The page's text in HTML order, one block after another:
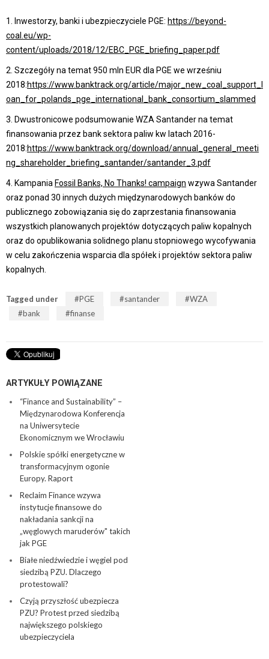
1. Inwestorzy, banki i ubezpieczyciele PGE: https://beyond-
coal.eu/wp-
content/uploads/2018/12/EBC_PGE_briefing_paper.pdf
2. Szczegóły na temat 950 mln EUR dla PGE we wrześniu
2018:https://www.banktrack.org/article/major_new_coal_support_l
oan_for_polands_pge_international_bank_consortium_slammed
3. Dwustronicowe podsumowanie WZA Santander na temat
finansowania przez bank sektora paliw kw latach 2016-
2018:https://www.banktrack.org/download/annual_general_meeti
ng_shareholder_briefing_santander/santander_3.pdf
4. Kampania Fossil Banks, No Thanks! campaign wzywa Santander
oraz ponad 30 innych dużych międzynarodowych banków do
publicznego zobowiązania się do zaprzestania finansowania
wszystkich planowanych projektów dotyczących paliw kopalnych
oraz do opublikowania solidnego planu stopniowego wycofywania
w celu zakończenia wsparcia dla spółek i projektów sektora paliw
kopalnych.
Tagged under PGE santander
WZA
bank
finanse
ARTYKUŁY POWIĄZANE
“Finance and Sustainability” –
Międzynarodowa Konferencja
na Uniwersytecie
Ekonomicznym we Wrocławiu
Polskie spółki energetyczne w
transformacyjnym ogonie
Europy. Raport
Reclaim Finance wzywa
instytucje finansowe do
nakładania sankcji na
„węglowych maruderów" takich
jak PGE
Białe niedźwiedzie i węgiel pod
siedzibą PZU. Dlaczego
protestowali?
Czyją przyszłość ubezpiecza
PZU? Protest przed siedzibą
największego polskiego
ubezpieczyciela